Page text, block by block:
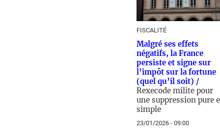
FISCALITÉ
Malgré ses effets
négatifs, la France
persiste et signe sur
l’impôt sur la fortune
(quel qu’il soit) /
Rexecode milite pour
une suppression pure
simple
23/01/2026 - 09:00